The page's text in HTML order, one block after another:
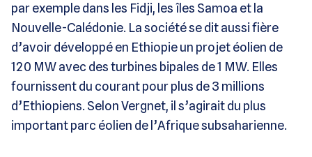
par exemple dans les Fidji, les îles Samoa et la
Nouvelle-Calédonie. La société se dit aussi fière
d’avoir développé en Ethiopie un projet éolien de
120 MW avec des turbines bipales de 1 MW. Elles
fournissent du courant pour plus de 3 millions
d’Ethiopiens. Selon Vergnet, il s’agirait du plus
important parc éolien de l’Afrique subsaharienne.